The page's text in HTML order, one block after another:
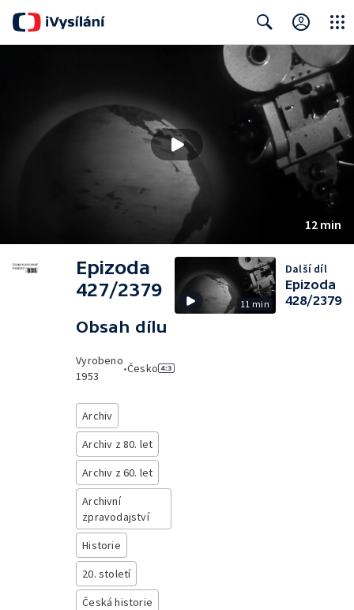
Search Close
12 min
Epizoda
427/2379
Obsah dílu
Vyrobeno
1953
•Česko
Archiv
Archiv z 80. let
Archiv z 60. let
Archivní
zpravodajství
Historie
20. století
Česká historie
11 min
Další díl
Epizoda
428/2379